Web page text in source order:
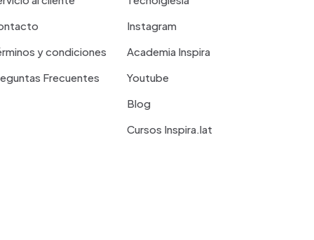
y condiciones
Frecuentes
Instagram
Academia Inspira
Youtube
Blog
Cursos Inspira.lat